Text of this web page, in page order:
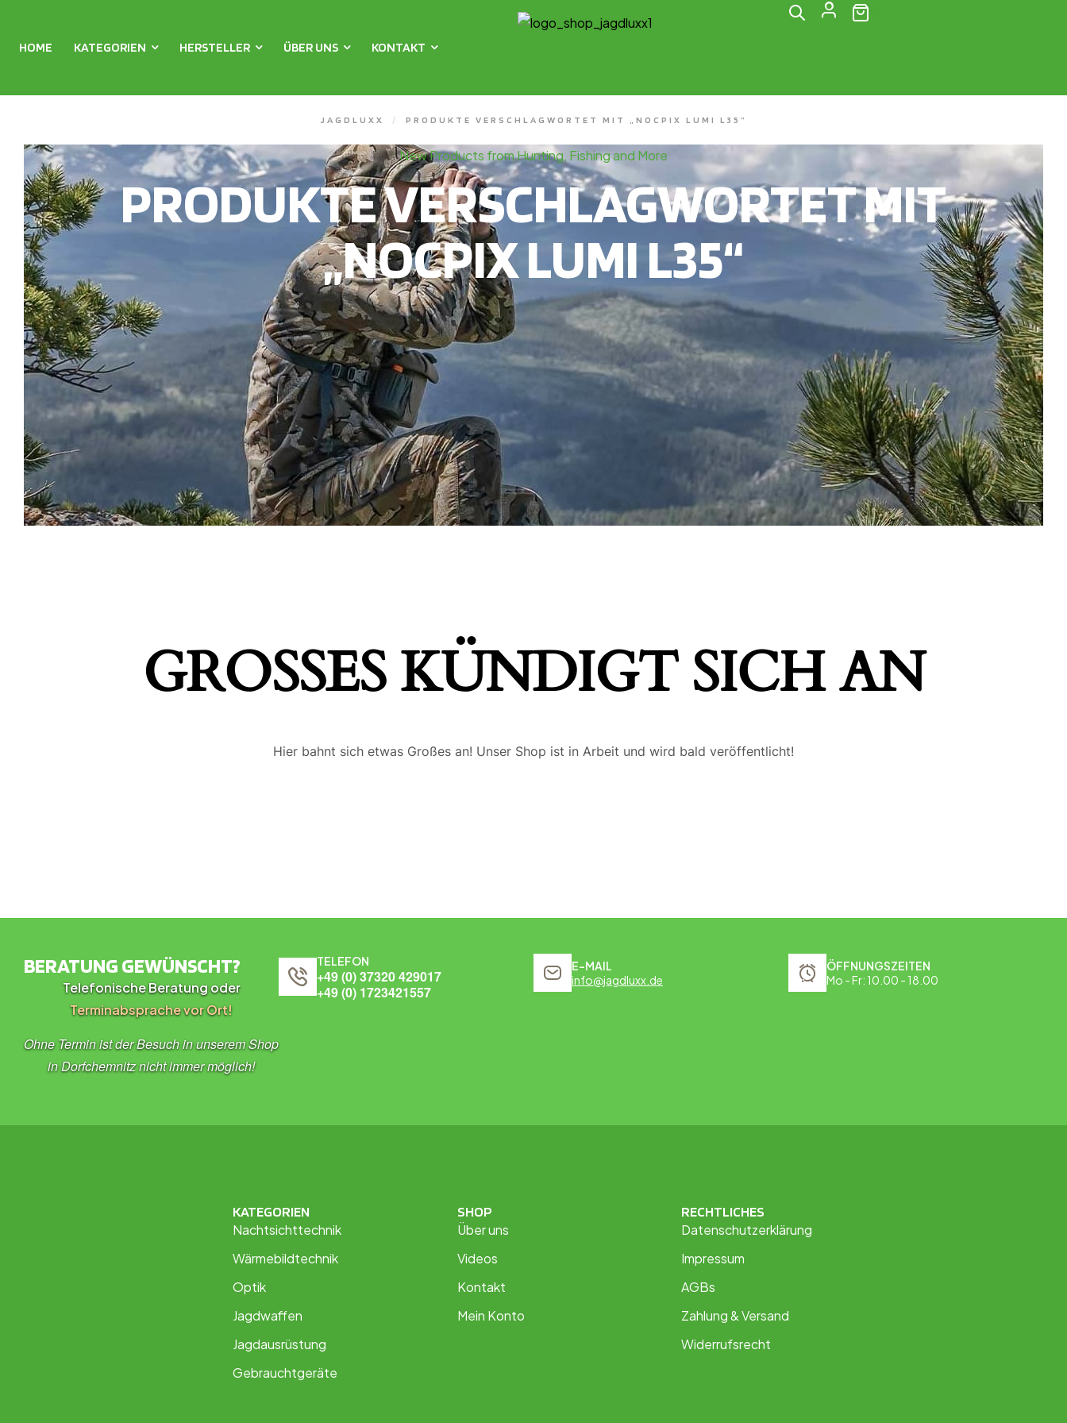
HOME KATEGORIEN HERSTELLER ÜBER UNS KONTAKT
JAGDLUXX / PRODUKTE VERSCHLAGWORTET MIT „NOCPIX LUMI L35“
New Products from Hunting, Fishing and More
PRODUKTE VERSCHLAGWORTET MIT
„NOCPIX LUMI L35“
GROSSES KÜNDIGT SICH AN
Hier bahnt sich etwas Großes an! Unser Shop ist in Arbeit und wird bald veröffentlicht!
BERATUNG GEWÜNSCHT?
Telefonische Beratung oder
Terminabsprache vor Ort!
Ohne Termin ist der Besuch in unserem Shop
in Dorfchemnitz nicht immer möglich!
TELEFON
+49 (0) 37320 429017
+49 (0) 1723421557
E-MAIL
info@jagdluxx.de
ÖFFNUNGSZEITEN
Mo - Fr: 10.00 - 18.00
KATEGORIEN
Nachtsichttechnik
Wärmebildtechnik
Optik
Jagdwaffen
Jagdausrüstung
Gebrauchtgeräte
SHOP
Über uns
Videos
Kontakt
Mein Konto
RECHTLICHES
Datenschutzerklärung
Impressum
AGBs
Zahlung & Versand
Widerrufsrecht